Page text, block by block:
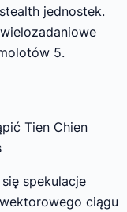
jednostek.
5.
Tien Chien
spekulacje
ciągu